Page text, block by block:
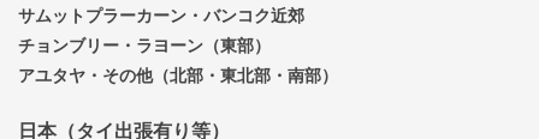
サムットプラーカーン・バンコク近郊
チョンブリー・ラヨーン（東部）
アユタヤ・その他（北部・東北部・南部）
日本（タイ出張有り等）